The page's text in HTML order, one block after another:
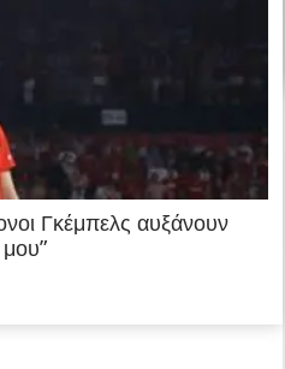
Γκέμπελς αυξάνουν